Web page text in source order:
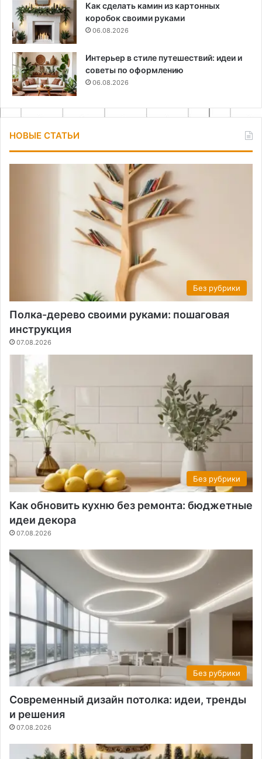
Как сделать камин из картонных
коробок своими руками
06.08.2026
Интерьер в стиле путешествий: идеи и
советы по оформлению
06.08.2026
НОВЫЕ СТАТЬИ
Без рубрики
Полка-дерево своими руками: пошаговая
инструкция
07.08.2026
Без рубрики
Как обновить кухню без ремонта: бюджетные
идеи декора
07.08.2026
Без рубрики
Современный дизайн потолка: идеи, тренды
и решения
07.08.2026